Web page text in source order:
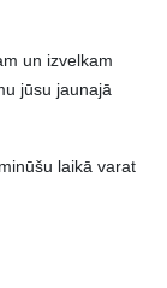
un izvelkam
jūsu jaunajā
laikā varat